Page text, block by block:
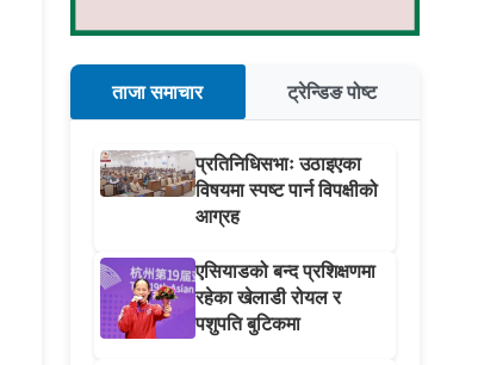
ताजा समाचार ट्रेन्डिङ पोष्ट
प्रतिनिधिसभाः उठाइएका
विषयमा स्पष्ट पार्न विपक्षीको
आग्रह
एसियाडको बन्द प्रशिक्षणमा
रहेका खेलाडी रोयल र
पशुपति बुटिकमा